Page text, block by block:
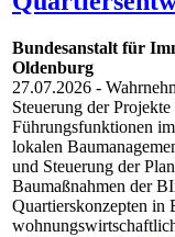
Bundesanstalt für
Oldenburg
27.07.2026 -
Steuerung der
Führungsfunktionen
lokalen
und Steuerung der
Baumaßnahmen der
Quartierskonzepten in